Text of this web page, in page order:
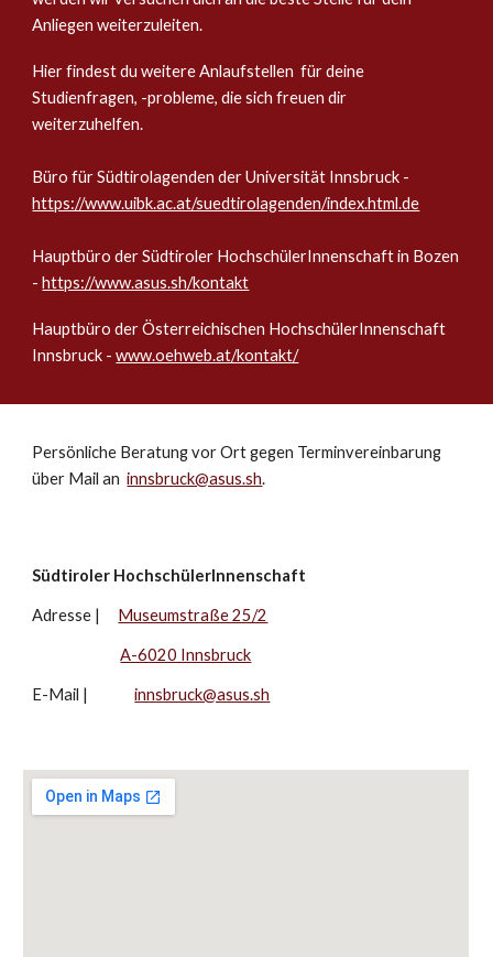
Anliegen weiterzuleiten.
Hier findest du weitere Anlaufstellen für deine
Studienfragen, -probleme, die sich freuen dir
weiterzuhelfen.
Büro für Südtirolagenden der Universität Innsbruck -
https://www.uibk.ac.at/suedtirolagenden/index.html.de
Hauptbüro der Südtiroler HochschülerInnenschaft in Bozen
-https://www.asus.sh/kontakt
Hauptbüro der Österreichischen HochschülerInnenschaft
Innsbruck -www.oehweb.at/kontakt/
Persönliche Beratung vor Ort gegen Terminvereinbarung
über Mail an innsbruck@asus.sh.
Südtiroler HochschülerInnenschaft
Adresse | Museumstraße 25/2
A-6020 Innsbruck
E-Mail | innsbruck@asus.sh